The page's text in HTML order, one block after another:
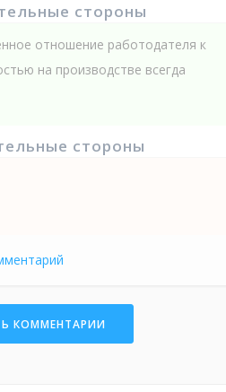
стороны
отношение работодателя к
на производстве всегда
стороны
КОММЕНТАРИИ